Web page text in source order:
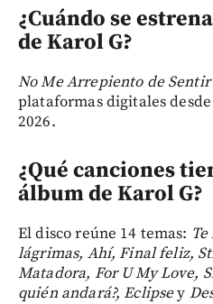
¿Cuándo se
de Karol G?
No Me Arrepiento de Sentir
plataformas digitales
2026.
¿Qué canciones
álbum de Karol G?
El disco reúne 14 temas:
lágrimas, Ahí, Final feliz,
Matadora, For U My Love,
quién andará?, Eclipsey